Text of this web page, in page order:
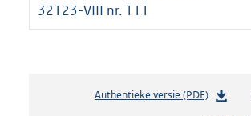
32123-VIII nr. 111
Authentieke versie (PDF)b